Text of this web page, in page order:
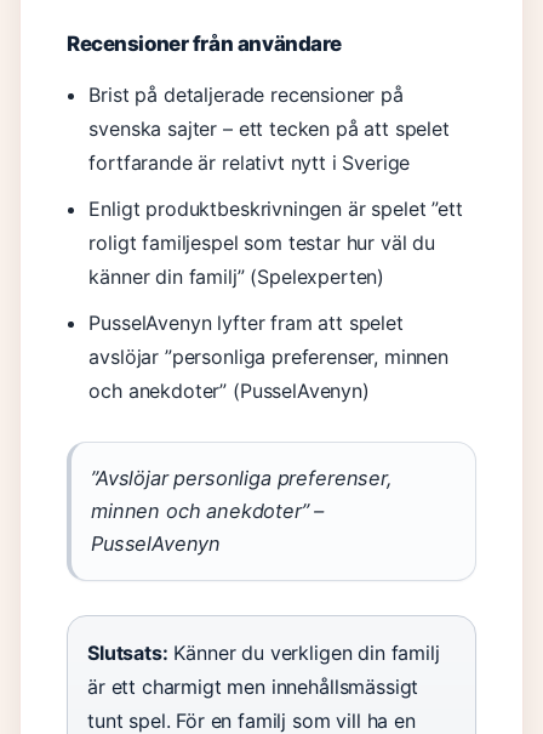
Recensioner från användare
Brist på detaljerade recensioner på
svenska sajter – ett tecken på att spelet
fortfarande är relativt nytt i Sverige
Enligt produktbeskrivningen är spelet ”ett
roligt familjespel som testar hur väl du
känner din familj” (Spelexperten)
PusselAvenyn lyfter fram att spelet
avslöjar ”personliga preferenser, minnen
och anekdoter” (PusselAvenyn)
”Avslöjar personliga preferenser,
minnen och anekdoter” –
PusselAvenyn
Slutsats: Känner du verkligen din familj
är ett charmigt men innehållsmässigt
tunt spel. För en familj som vill ha en